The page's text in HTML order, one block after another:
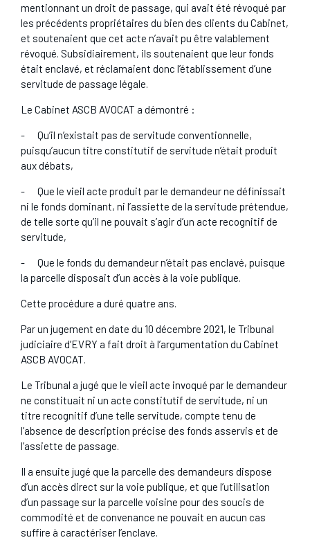
mentionnant un droit de passage, qui avait été révoqué par
les précédents propriétaires du bien des clients du Cabinet,
et soutenaient que cet acte n’avait pu être valablement
révoqué. Subsidiairement, ils soutenaient que leur fonds
était enclavé, et réclamaient donc l’établissement d’une
servitude de passage légale.
Le Cabinet ASCB AVOCAT a démontré :
- Qu’il n’existait pas de servitude conventionnelle,
puisqu’aucun titre constitutif de servitude n’était produit
aux débats,
- Que le vieil acte produit par le demandeur ne définissait
ni le fonds dominant, ni l’assiette de la servitude prétendue,
de telle sorte qu’il ne pouvait s’agir d’un acte recognitif de
servitude,
- Que le fonds du demandeur n’était pas enclavé, puisque
la parcelle disposait d’un accès à la voie publique.
Cette procédure a duré quatre ans.
Par un jugement en date du 10 décembre 2021, le Tribunal
judiciaire d’EVRY a fait droit à l’argumentation du Cabinet
ASCB AVOCAT.
Le Tribunal a jugé que le vieil acte invoqué par le demandeur
ne constituait ni un acte constitutif de servitude, ni un
titre recognitif d’une telle servitude, compte tenu de
l’absence de description précise des fonds asservis et de
l’assiette de passage.
Il a ensuite jugé que la parcelle des demandeurs dispose
d’un accès direct sur la voie publique, et que l’utilisation
d’un passage sur la parcelle voisine pour des soucis de
commodité et de convenance ne pouvait en aucun cas
suffire à caractériser l’enclave.